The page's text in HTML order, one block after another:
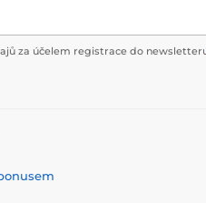
za účelem registrace do